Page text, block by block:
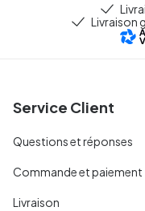
Livraison
Service Client
Questions et réponses
Commande et paiement
Livraison